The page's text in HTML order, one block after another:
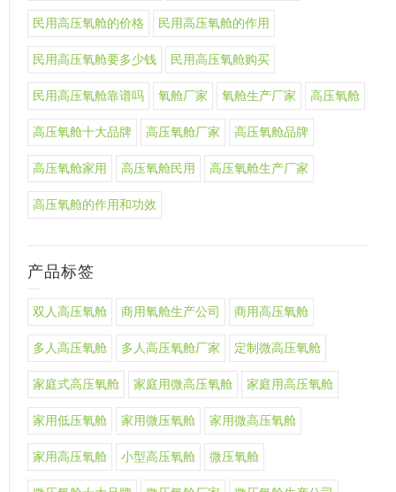
民用高压氧舱的价格 民用高压氧舱的作用
民用高压氧舱要多少钱 民用高压氧舱购买
民用高压氧舱靠谱吗 氧舱厂家 氧舱生产厂家 高压氧舱
高压氧舱十大品牌 高压氧舱厂家 高压氧舱品牌
高压氧舱家用 高压氧舱民用 高压氧舱生产厂家
高压氧舱的作用和功效
产品标签
双人高压氧舱 商用氧舱生产公司 商用高压氧舱
多人高压氧舱 多人高压氧舱厂家 定制微高压氧舱
家庭式高压氧舱 家庭用微高压氧舱 家庭用高压氧舱
家用低压氧舱 家用微压氧舱 家用微高压氧舱
家用高压氧舱 小型高压氧舱 微压氧舱